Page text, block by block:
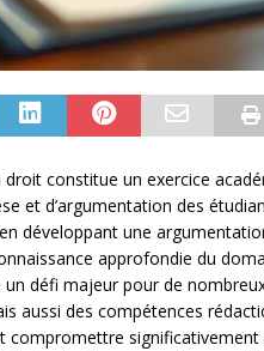
droit constitue un exercice
et d’argumentation des
développant une
approfondie du
défi majeur pour de
aussi des compétences
compromettre significativement